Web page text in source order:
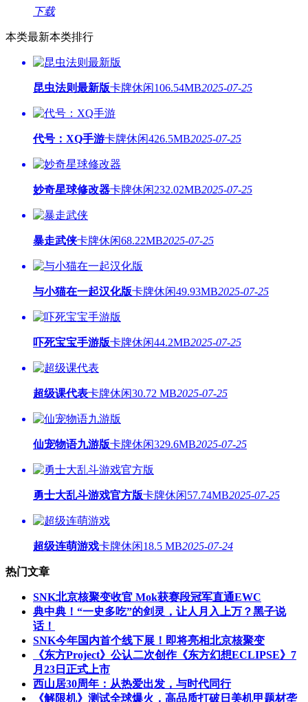
下载
本类最新本类排行
昆虫法则最新版卡牌休闲106.54MB2025-07-25
代号：XQ手游卡牌休闲426.5MB2025-07-25
妙奇星球修改器卡牌休闲232.02MB2025-07-25
暴走武侠卡牌休闲68.22MB2025-07-25
与小猫在一起汉化版卡牌休闲49.93MB2025-07-25
吓死宝宝手游版卡牌休闲44.2MB2025-07-25
超级课代表卡牌休闲30.72 MB2025-07-25
仙宠物语九游版卡牌休闲329.6MB2025-07-25
勇士大乱斗游戏官方版卡牌休闲57.74MB2025-07-25
超级连萌游戏卡牌休闲18.5 MB2025-07-24
热门文章
SNK北京核聚变收官 Mok获赛段冠军直通EWC
典中典！“一史多吃”的剑灵，让人月入上万？黑子说
话！
SNK今年国内首个线下展！即将亮相北京核聚变
《东方Project》公认二次创作《东方幻想ECLIPSE》7
月23日正式上市
西山居30周年：从热爱出发，与时代同行
《解限机》测试全球爆火，高品质打破日美机甲题材垄